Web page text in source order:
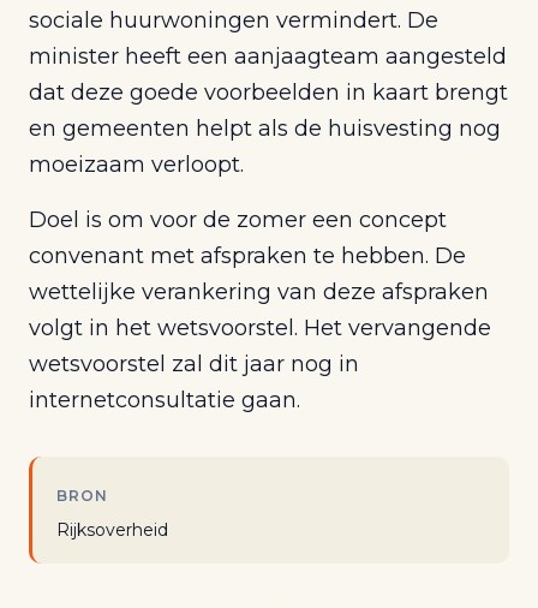
sociale huurwoningen vermindert. De
minister heeft een aanjaagteam aangesteld
dat deze goede voorbeelden in kaart brengt
en gemeenten helpt als de huisvesting nog
moeizaam verloopt.
Doel is om voor de zomer een concept
convenant met afspraken te hebben. De
wettelijke verankering van deze afspraken
volgt in het wetsvoorstel. Het vervangende
wetsvoorstel zal dit jaar nog in
internetconsultatie gaan.
BRON
Rijksoverheid